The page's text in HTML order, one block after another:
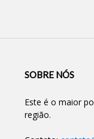
SOBRE NÓS
Este é o maior
região.